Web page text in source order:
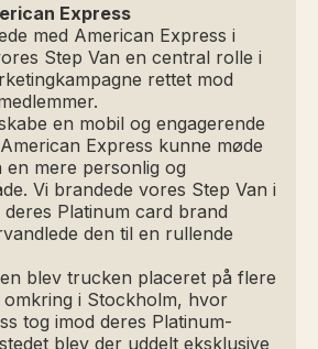
Express
med American Express i
Step Van en central rolle i
rettet mod
en mobil og engagerende
Express kunne møde
en mere personlig og
Vi brandede vores Step Van i
Platinum card brand
den til en rullende
blev trucken placeret på flere
i Stockholm, hvor
tog imod deres Platinum-
blev der uddelt eksklusive